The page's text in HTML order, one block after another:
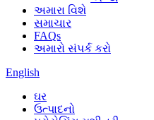
અમારા વિશે
સમાચાર
FAQs
અમારો સંપર્ક કરો
English
ઘર
ઉત્પાદનો